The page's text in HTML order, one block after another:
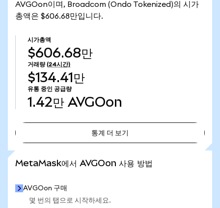
AVGOon이며, Broadcom (Ondo Tokenized)의 시가
총액은 $606.68만입니다.
시가총액
$606.68만
거래량 (24시간)
$134.41만
유통 중인 공급량
1.42만 AVGOon
통계 더 보기
MetaMask에서 AVGOon 사용 방법
AVGOon 구매
몇 번의 탭으로 시작하세요.